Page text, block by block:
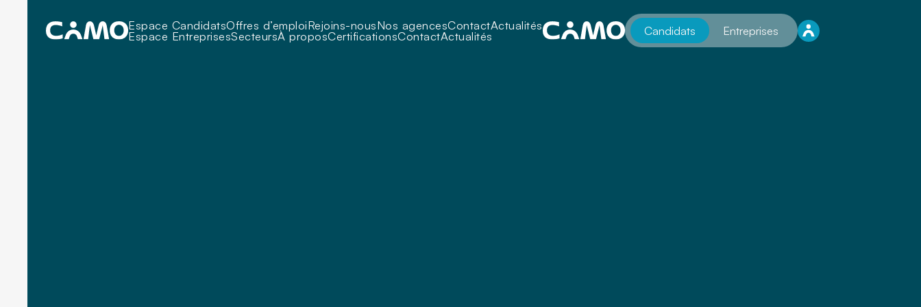
Espace CandidatsOffres d’emploiRejoins-nousNos agencesContactActualités
Espace EntreprisesSecteursÀ proposCertificationsContactActualités Candidats Entreprises